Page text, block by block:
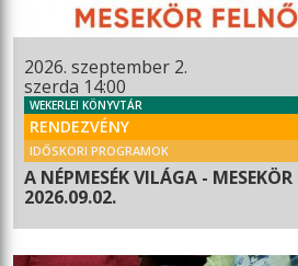
2026. szeptember 2.
szerda 14:00
WEKERLEI KÖNYVTÁR
RENDEZVÉNY
IDŐSKORI PROGRAMOK
A NÉPMESÉK VILÁGA -
2026.09.02.